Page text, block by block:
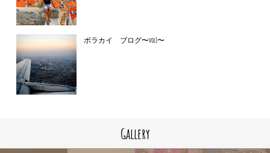
ボラカイ ブログ〜vol1〜
Gallery